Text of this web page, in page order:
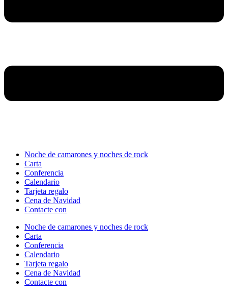
Noche de camarones y noches de rock
Carta
Conferencia
Calendario
Tarjeta regalo
Cena de Navidad
Contacte con
Noche de camarones y noches de rock
Carta
Conferencia
Calendario
Tarjeta regalo
Cena de Navidad
Contacte con